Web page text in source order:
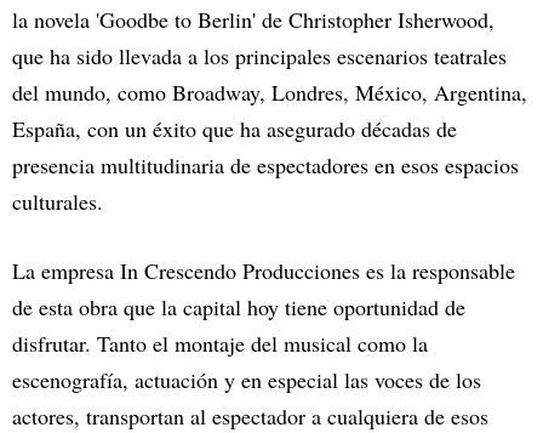
la novela 'Goodbe to Berlin' de Christopher Isherwood,
que ha sido llevada a los principales escenarios teatrales
del mundo, como Broadway, Londres, México, Argentina,
España, con un éxito que ha asegurado décadas de
presencia multitudinaria de espectadores en esos espacios
culturales.
La empresa In Crescendo Producciones es la responsable
de esta obra que la capital hoy tiene oportunidad de
disfrutar. Tanto el montaje del musical como la
escenografía, actuación y en especial las voces de los
actores, transportan al espectador a cualquiera de esos